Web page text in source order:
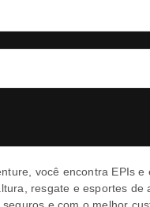
você encontra EPIs e
resgate e esportes de